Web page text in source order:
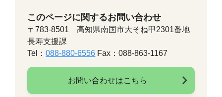
このページに関するお問い合わせ
〒783-8501 高知県南国市大そね甲2301番地
長寿支援課
Tel：088-880-6556 Fax：088-863-1167
お問い合わせはこちら